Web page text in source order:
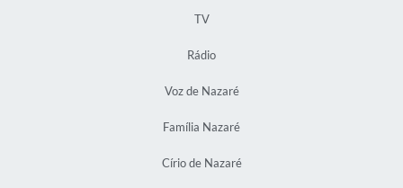
TV
Rádio
Voz de Nazaré
Família Nazaré
Círio de Nazaré